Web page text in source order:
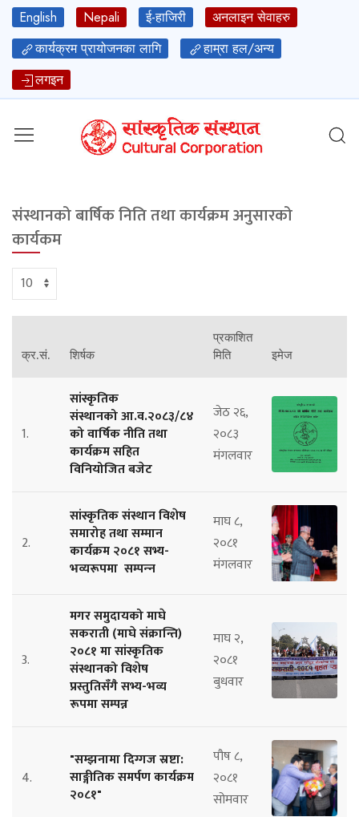
English Nepali ई-हाजिरी
अनलाइन सेवाहरु
कार्यक्रम प्रायोजनका लागि
हाम्रा हल/अन्य
लगइन
संस्थानको बार्षिक निति तथा कार्यक्रम अनुसारको
कार्यकम
क्र.सं. शिर्षक
प्रकाशित
मिति
इमेज
1.
सांस्कृतिक
संस्थानको आ.व.२०८३/८४
को वार्षिक नीति तथा
कार्यक्रम सहित
विनियोजित बजेट
जेठ २६,
२०८३
मंगलवार
2.
सांस्कृतिक संस्थान विशेष
समारोह तथा सम्मान
कार्यक्रम २०८१ सभ्य-
भव्यरूपमा सम्पन्‍न
माघ ८,
२०८१
मंगलवार
3.
मगर समुदायको माघे
सकराती (माघे संक्रान्ति)
२०८१ मा सांस्कृतिक
संस्थानको विशेष
प्रस्तुतिसँगै सभ्य-भव्य
रूपमा सम्पन्न
माघ २,
२०८१
बुधवार
4.
"सम्झनामा दिग्गज स्रष्टा:
साङ्गीतिक समर्पण कार्यक्रम
२०८१"
पौष ८,
२०८१
सोमवार